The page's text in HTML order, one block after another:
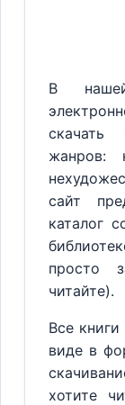
В
скачать
жанров:
сайт
каталог
просто
читайте).
Все
виде в
хотите